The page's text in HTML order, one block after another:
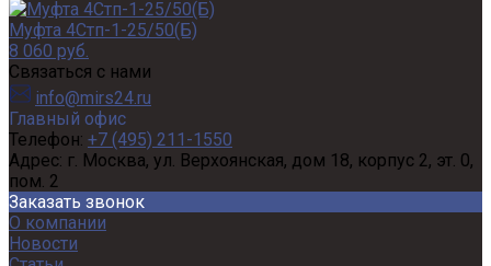
Муфта 4Стп-1-25/50(Б)
8 060 руб.
Связаться с нами
info@mirs24.ru
Главный офис
Телефон: +7 (495) 211-1550
Адрес: г. Москва, ул. Верхоянская, дом 18, корпус 2, эт. 0,
пом. 2
Заказать звонок
О компании
Новости